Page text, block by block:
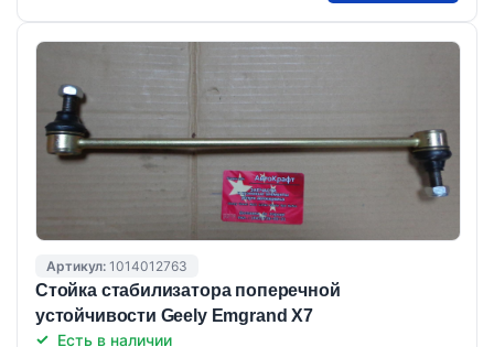
Артикул: 1014012763
Стойка стабилизатора поперечной
устойчивости Geely Emgrand X7
Есть в наличии